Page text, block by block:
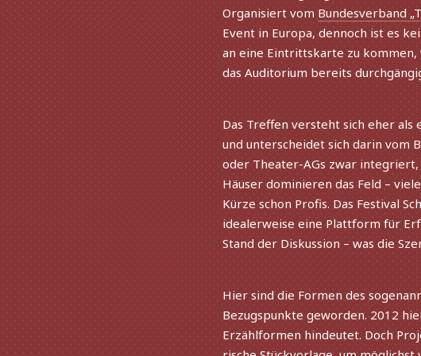
Organisiert vomBundesverband
Event in Europa, dennoch ist es
an eine Eintrittskarte zu
das Auditorium bereits
Das Treffen versteht sich eher
und unter­schei­det sich darin vom
oder Theater-AGs zwar
Häuser domi­nie­ren das Feld –
Kürze schon Profis. Das Festival
idea­ler­weise eine Plattform für
Stand der Diskussion – was die
Hier sind die Formen des
Bezugspunkte gewor­den. 2012
Erzählformen hindeu­tet. Doch